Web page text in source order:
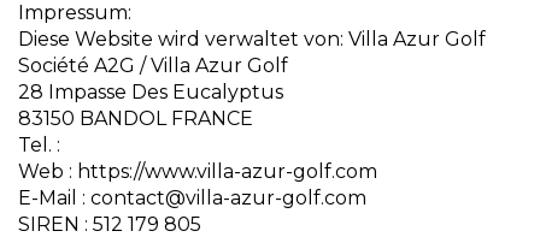
Impressum:
Diese Website wird verwaltet von: Villa Azur Golf
Société A2G / Villa Azur Golf
28 Impasse Des Eucalyptus
83150 BANDOL FRANCE
Tel. :
Web : https://www.villa-azur-golf.com
E-Mail : contact@villa-azur-golf.com
SIREN : 512 179 805